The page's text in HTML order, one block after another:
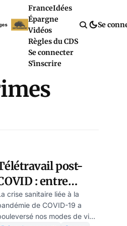
FranceIdées
Épargne
Vidéos
Règles du CDS
Se connecter
S'inscrire
Se
post-
: entre
et retour
au bureau,
crise sanitaire liée à la
de COVID-19 a
nos modes de vie,